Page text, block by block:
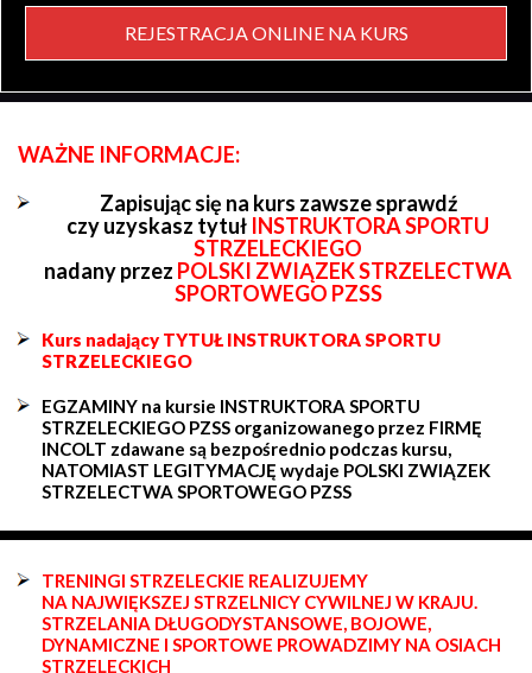
REJESTRACJA ONLINE NA KURS
WAŻNE INFORMACJE:
Zapisując się na kurs zawsze sprawdź
czy uzyskasz tytuł INSTRUKTORA SPORTU
STRZELECKIEGO
nadany przez POLSKI ZWIĄZEK STRZELECTWA
SPORTOWEGO PZSS
Kurs nadający TYTUŁ INSTRUKTORA SPORTU
STRZELECKIEGO
EGZAMINY na kursie INSTRUKTORA SPORTU
STRZELECKIEGO PZSS organizowanego przez FIRMĘ
INCOLT zdawane są bezpośrednio podczas kursu,
NATOMIAST LEGITYMACJĘ wydaje POLSKI ZWIĄZEK
STRZELECTWA SPORTOWEGO PZSS
TRENINGI STRZELECKIE REALIZUJEMY
NA NAJWIĘKSZEJ STRZELNICY CYWILNEJ W KRAJU.
STRZELANIA DŁUGODYSTANSOWE, BOJOWE,
DYNAMICZNE I SPORTOWE PROWADZIMY NA OSIACH
STRZELECKICH